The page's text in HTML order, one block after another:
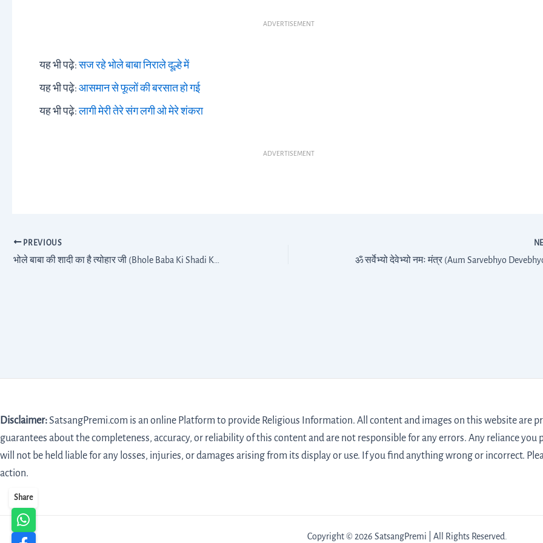
Share
ADVERTISEMENT
यह भी पढ़े:सज रहे भोले बाबा निराले दूल्हे में
यह भी पढ़े: आसमान से फूलों की बरसात हो गई
यह भी पढ़े:लागी मेरी तेरे संग लगी ओ मेरे शंकरा
ADVERTISEMENT
PREVIOUS
Disclaimer:SatsangPremi.com is an online Platform to provide Religious Information. All content and images on this website are
guarantees about the completeness, accuracy, or reliability of this content and are not responsible for any errors. Any reliance
will not be held liable for any losses, injuries, or damages arising from its display or use. If you find anything wrong or incorrect.
action.
Copyright © 2026 SatsangPremi | All Rights Reserved.